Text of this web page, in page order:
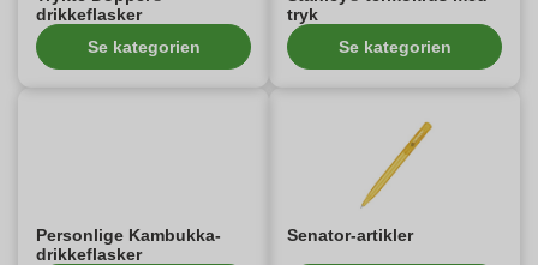
drikkeflasker
Se kategorien
tryk
Se kategorien
Personlige Kambukka-
drikkeflasker
Senator-artikler